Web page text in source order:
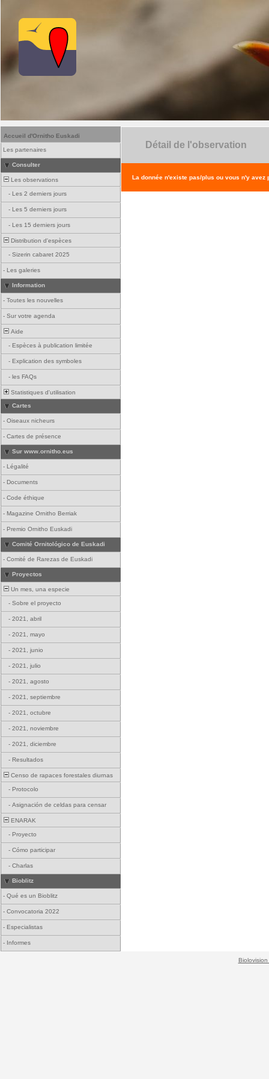
Accueil d'Ornitho Euskadi
Les partenaires
Consulter
Les observations
- Les 2 derniers jours
- Les 5 derniers jours
- Les 15 derniers jours
Distribution d'espèces
- Sizerin cabaret 2025
- Les galeries
Information
- Toutes les nouvelles
- Sur votre agenda
Aide
- Espèces à publication limitée
- Explication des symboles
- les FAQs
Statistiques d'utilisation
Cartes
- Oiseaux nicheurs
- Cartes de présence
Sur www.ornitho.eus
- Légalité
- Documents
- Code éthique
- Magazine Ornitho Berriak
- Premio Ornitho Euskadi
Comité Ornitológico de Euskadi
- Comité de Rarezas de Euskadi
Proyectos
Un mes, una especie
- Sobre el proyecto
- 2021, abril
- 2021, mayo
- 2021, junio
- 2021, julio
- 2021, agosto
- 2021, septiembre
- 2021, octubre
- 2021, noviembre
- 2021, diciembre
- Resultados
Censo de rapaces forestales diurnas
- Protocolo
- Asignación de celdas para censar
ENARAK
- Proyecto
- Cómo participar
- Charlas
Bioblitz
- Qué es un Bioblitz
- Convocatoria 2022
- Especialistas
- Informes
Détail de l'observation
La donnée n'existe pas/plus ou vous n'y avez
Biolovision